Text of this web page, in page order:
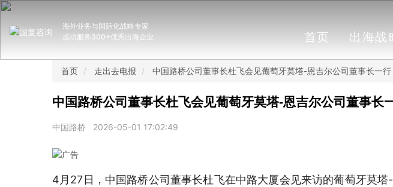
海外业务与国际化战略专家
成功服务300+优秀出海企业
首页 出海战
首页 走出去电报 中国路桥公司董事长杜飞会见葡萄牙莫塔-恩吉尔公司董事长一行
中国路桥公司董事长杜飞会见葡萄牙莫塔-恩吉尔公司董事长
中国路桥 2026-05-01 17:02:49
4月27日，中国路桥公司董事长杜飞在中路大厦会见来访的葡萄牙莫塔